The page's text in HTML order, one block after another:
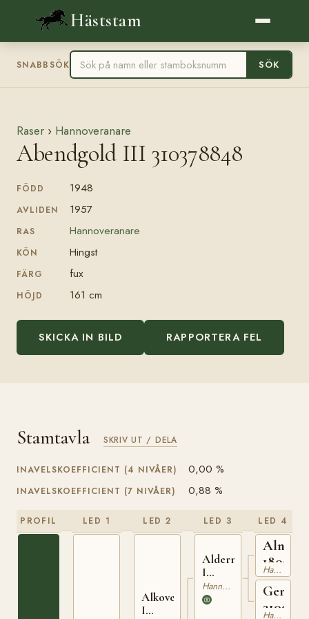
Häststam
SNABBSÖK SÖK
Raser › Hannoveranare
Abendgold III 310378848
FÖDD 1948
AVLIDEN 1957
RAS Hannoveranare
KÖN Hingst
FÄRG fux
HÖJD 161 cm
SKICKA IN BILD RAPPORTERA FEL
Stamtavla SKRIV UT / DELA
INAVELSKOEFFICIENT (4 NIVÅER) 0,00 %
INAVELSKOEFFICIENT (7 NIVÅER) 0,88 %
PROFIL LED 1 LED 2
Alkoven
I
LED 3
Alderman
I
310010309
Hannoveranare
LED 4
Alnok
Hannoveranare
Hannoveranare